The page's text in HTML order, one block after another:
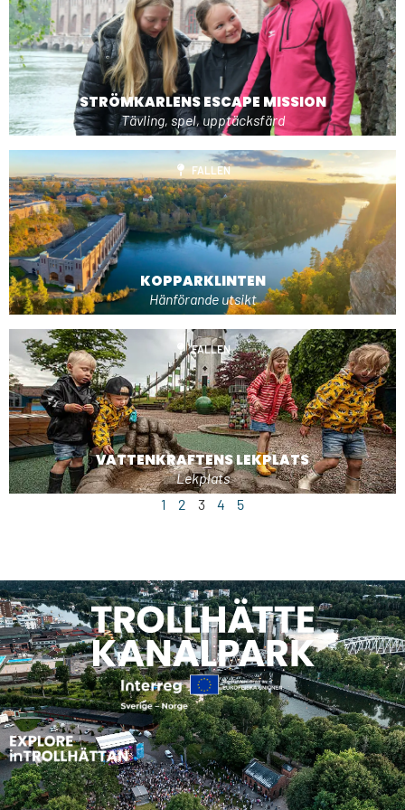
STRÖMKARLENS ESCAPE MISSION
Tävling, spel, upptäcksfärd
FALLEN
KOPPARKLINTEN
Hänförande utsikt
FALLEN
VATTENKRAFTENS LEKPLATS
Lekplats
1
2 3 4 5